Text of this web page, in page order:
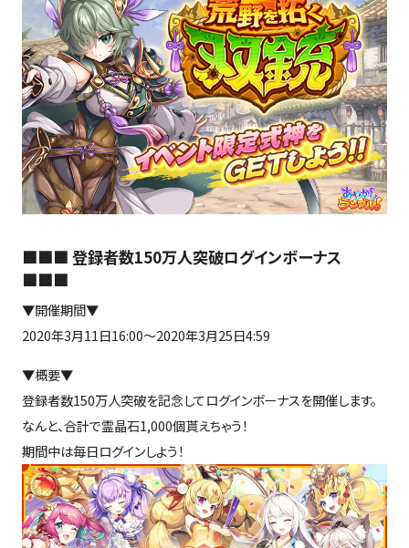
■■■ 登録者数150万人突破ログインボーナス
■■■
▼開催期間▼
2020年3月11日16:00～2020年3月25日4:59
▼概要▼
登録者数150万人突破を記念してログインボーナスを開催します。
なんと、合計で霊晶石1,000個貰えちゃう！
期間中は毎日ログインしよう！